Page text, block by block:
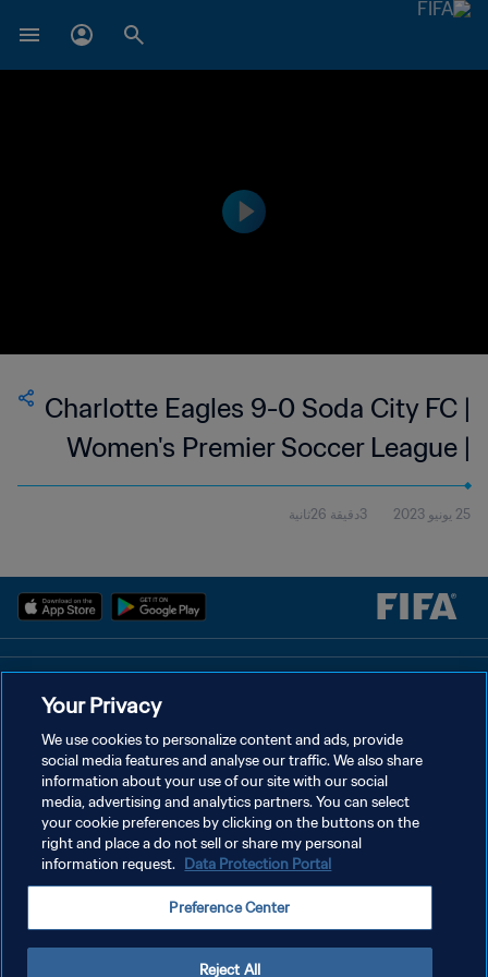
Charlotte Eagles 9-0 Soda City FC |
Women's Premier Soccer League |
USA | 24 Jun 2023
25 يونيو 2023 3دقيقة 26ثانية
إدارة تفضيلات ملفات تعريف الارتباط
حقوق النشر والطبع والتأليف © ١٩٩٤ - ٢٠٢٦ FIFA. جميع الحقوق محفوظة.
Your Privacy
We use cookies to personalize content and ads, provide
social media features and analyse our traffic. We also share
information about your use of our site with our social
media, advertising and analytics partners. You can select
your cookie preferences by clicking on the buttons on the
right and place a do not sell or share my personal
information request. Data Protection Portal
Preference Center
Reject All